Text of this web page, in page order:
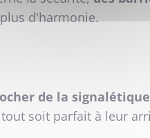
d'harmonie.
de la signalétique
soit parfait à leur